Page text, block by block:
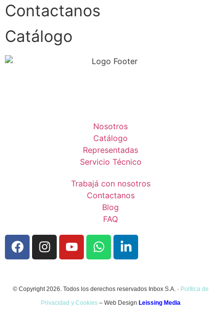
Contactanos
Catálogo
Nosotros
Catálogo
Representadas
Servicio Técnico
Trabajá con nosotros
Contactanos
Blog
FAQ
© Copyright 2026. Todos los derechos reservados Inbox S.A. · Política de
Privacidad y Cookies– Web Design Leissing Media